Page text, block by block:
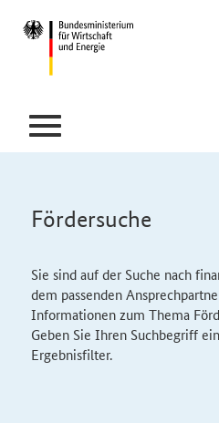
Fördersuche
Sie sind auf der Suche nach
dem passenden
Informationen zum Thema
Geben Sie Ihren Suchbegriff
Ergebnisfilter.